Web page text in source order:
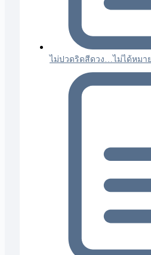
ไม่ปวดริดสีดวง…ไม่ได้หมา